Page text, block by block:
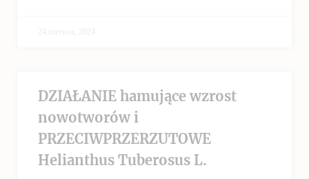
24 czerwca, 2024
DZIAŁANIE hamujące wzrost
nowotworów i
PRZECIWPRZERZUTOWE
Helianthus Tuberosus L.